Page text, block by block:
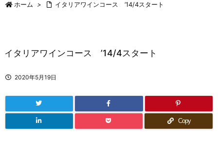
ホーム > イタリアワインコース ’14/4スタート
イタリアワインコース ’14/4スタート
2020年5月19日
Copy